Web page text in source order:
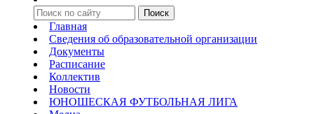
Главная
Сведения об образовательной организации
Документы
Расписание
Коллектив
Новости
ЮНОШЕСКАЯ ФУТБОЛЬНАЯ ЛИГА